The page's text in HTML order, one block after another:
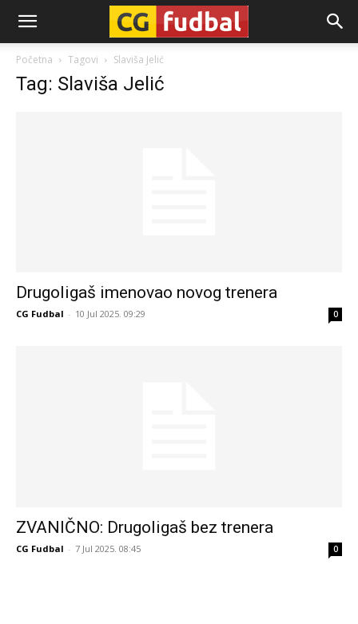
CG-
Fudbal
Početna Tagovi Slaviša Jelić
Tag: Slaviša Jelić
Drugoligaš imenovao novog trenera
CG Fudbal - 10 Jul 2025. 09:29 0
ZVANIČNO: Drugoligaš bez trenera
CG Fudbal - 7 Jul 2025. 08:45 0